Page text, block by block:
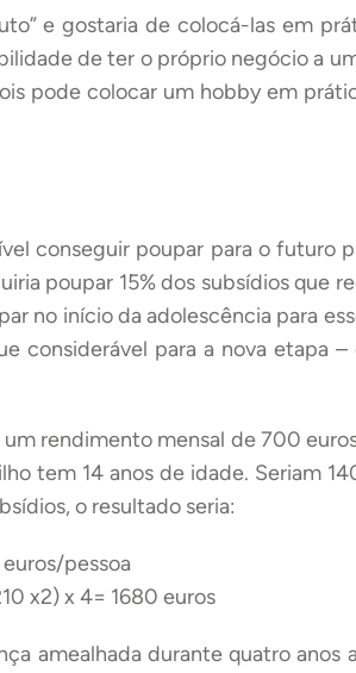
e gostaria de colocá-las em
de ter o próprio negócio a
pode colocar um hobby em
conseguir poupar para o futuro
poupar 15% dos subsídios que
no início da adolescência para
considerável para a nova etapa –
rendimento mensal de 700
tem 14 anos de idade. Seriam
o resultado seria:
pessoa
x2) x 4= 1680 euros
amealhada durante quatro anos